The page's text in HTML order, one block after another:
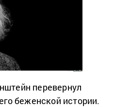
перевернул
беженской истории.